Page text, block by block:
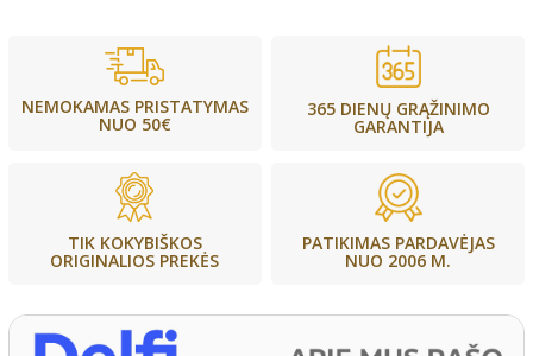
NEMOKAMAS PRISTATYMAS
NUO 50€
365 DIENŲ GRĄŽINIMO
GARANTIJA
TIK KOKYBIŠKOS
ORIGINALIOS PREKĖS
PATIKIMAS PARDAVĖJAS
NUO 2006 M.